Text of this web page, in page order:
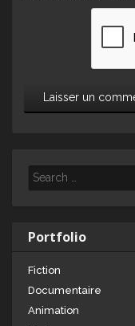
Search
Portfolio
Fiction
Documentaire
Animation